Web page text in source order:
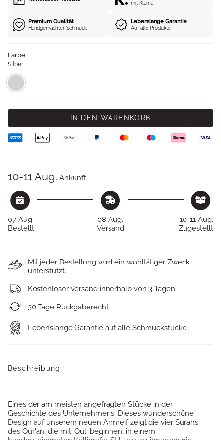
mit Klarna
Premium Qualität
Handgemachter Schmuck
Lebenslange Garantie
Auf alle Produkte
Farbe
Silber
Silber
Variante
ausverkauft
oder
IN DEN WARENKORB
10-11 Aug. Ankunft
07 Aug.
Bestellt
08 Aug.
Versand
10-11 Aug.
Zugestellt
Mit jeder Bestellung wird ein wohltätiger Zweck
unterstützt.
Kostenloser Versand innerhalb von 3 Tagen
30 Tage Rückgaberecht
Lebenslange Garantie auf alle Schmuckstücke
Beschreibung
Eines der am meisten angefragten Stücke in der
Geschichte des Unternehmens. Dieses wunderschöne
Design auf unserem neuen Armreif zeigt die vier Surahs
des Qur'an, die mit 'Qul' beginnen, in einem